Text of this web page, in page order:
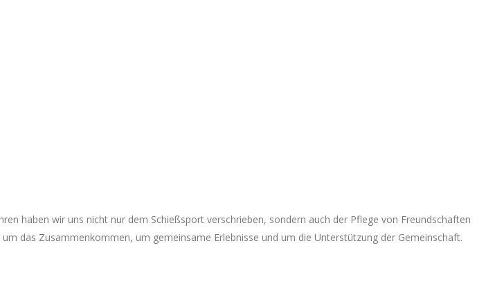
haben wir uns nicht nur dem Schießsport verschrieben, sondern auch der Pflege von Freundschaften
das Zusammenkommen, um gemeinsame Erlebnisse und um die Unterstützung der Gemeinschaft.